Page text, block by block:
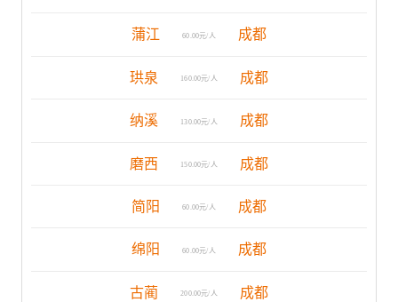
蒲江 60.00元/人 成都
珙泉 160.00元/人 成都
纳溪 130.00元/人 成都
磨西 150.00元/人 成都
简阳 60.00元/人 成都
绵阳 60.00元/人 成都
古蔺 200.00元/人 成都